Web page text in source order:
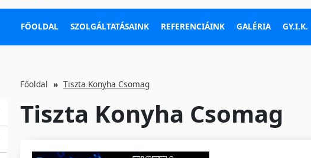
FŐOLDAL SZOLGÁLTATÁSAINK REFERENCIÁINK GALÉRIA GY.I.K.
Főoldal Tiszta Konyha Csomag
Tiszta Konyha Csomag